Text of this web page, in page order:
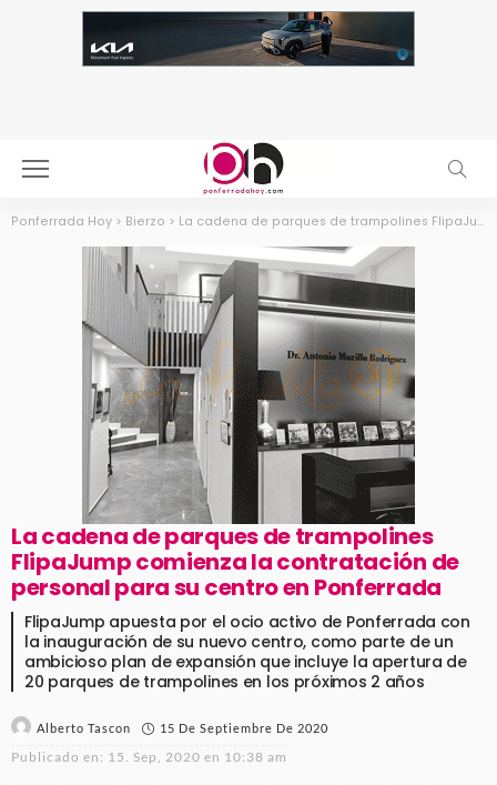
Ponferrada Hoy > Bierzo > La cadena de parques de trampolines FlipaJump comienza la contratación de personal para su centro en Ponferrada
La cadena de parques de trampolines
FlipaJump comienza la contratación de
personal para su centro en Ponferrada
FlipaJump apuesta por el ocio activo de Ponferrada con
la inauguración de su nuevo centro, como parte de un
ambicioso plan de expansión que incluye la apertura de
20 parques de trampolines en los próximos 2 años
Alberto Tascon 15 De Septiembre De 2020
Publicado en: 15. Sep, 2020 en 10:38 am